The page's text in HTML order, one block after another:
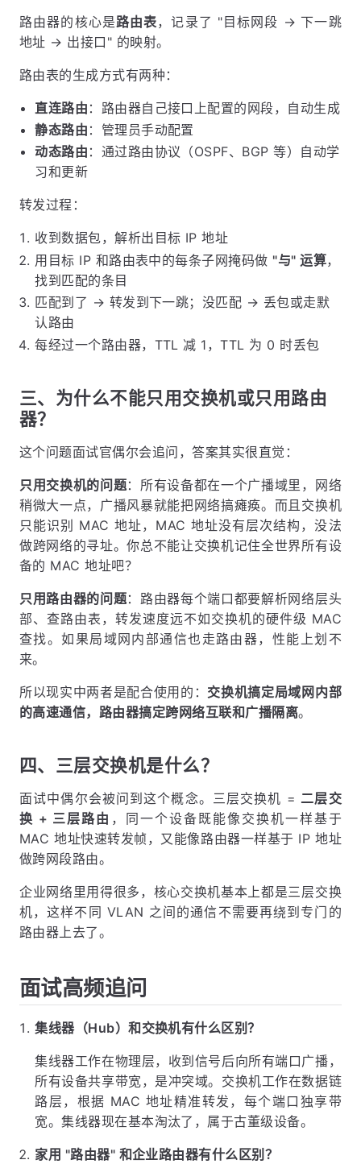
路由器的核心是路由表，记录了 "目标网段 → 下一跳
地址 → 出接口" 的映射。
路由表的生成方式有两种：
直连路由 ：路由器自己接口上配置的网段，自动生成
静态路由 ：管理员手动配置
动态路由 ：通过路由协议（OSPF、BGP 等）自动学
习和更新
转发过程：
收到数据包，解析出目标 IP 地址
用目标 IP 和路由表中的每条子网掩码做 "与" 运算，
找到匹配的条目
匹配到了 → 转发到下一跳；没匹配 → 丢包或走默
认路由
每经过一个路由器，TTL 减 1，TTL 为 0 时丢包
三、为什么不能只用交换机或只用路由
器？
这个问题面试官偶尔会追问，答案其实很直觉：
只用交换机的问题：所有设备都在一个广播域里，网络
稍微大一点，广播风暴就能把网络搞瘫痪。而且交换机
只能识别 MAC 地址，MAC 地址没有层次结构，没法
做跨网络的寻址。你总不能让交换机记住全世界所有设
备的 MAC 地址吧？
只用路由器的问题：路由器每个端口都要解析网络层头
部、查路由表，转发速度远不如交换机的硬件级 MAC
查找。如果局域网内部通信也走路由器，性能上划不
来。
所以现实中两者是配合使用的： 交换机搞定局域网内部
的高速通信，路由器搞定跨网络互联和广播隔离。
四、三层交换机是什么？
面试中偶尔会被问到这个概念。三层交换机 = 二层交
换 + 三层路由 ，同一个设备既能像交换机一样基于
MAC 地址快速转发帧，又能像路由器一样基于 IP 地址
做跨网段路由。
企业网络里用得很多，核心交换机基本上都是三层交换
机，这样不同 VLAN 之间的通信不需要再绕到专门的
路由器上去了。
面试高频追问
集线器（Hub）和交换机有什么区别？
集线器工作在物理层，收到信号后向所有端口广播，
所有设备共享带宽，是冲突域。交换机工作在数据链
路层，根据 MAC 地址精准转发，每个端口独享带
宽。集线器现在基本淘汰了，属于古董级设备。
家用 "路由器" 和企业路由器有什么区别？